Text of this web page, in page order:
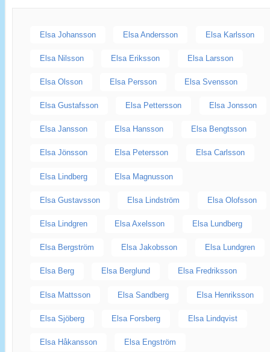
Elsa Johansson Elsa Andersson Elsa Karlsson
Elsa Nilsson Elsa Eriksson Elsa Larsson
Elsa Olsson Elsa Persson Elsa Svensson
Elsa Gustafsson Elsa Pettersson Elsa Jonsson
Elsa Jansson Elsa Hansson Elsa Bengtsson
Elsa Jönsson Elsa Petersson Elsa Carlsson
Elsa Lindberg Elsa Magnusson
Elsa Gustavsson Elsa Lindström Elsa Olofsson
Elsa Lindgren Elsa Axelsson Elsa Lundberg
Elsa Bergström Elsa Jakobsson Elsa Lundgren
Elsa Berg Elsa Berglund Elsa Fredriksson
Elsa Mattsson Elsa Sandberg Elsa Henriksson
Elsa Sjöberg Elsa Forsberg Elsa Lindqvist
Elsa Håkansson Elsa Engström